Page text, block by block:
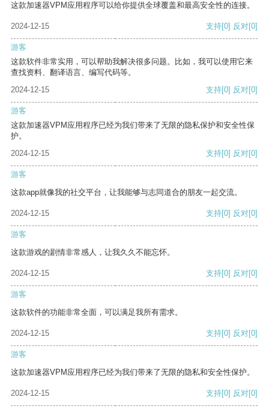
这款加速器VPM应用程序可以给你提供全球覆盖和最高安全性的连接。
2024-12-15 支持[0] 反对[0]
游客
这款软件非常实用，可以帮助我解决很多问题。比如，我可以使用它来
查找资料、翻译语言、编写代码等。
2024-12-15
支持[0] 反对[0]
游客
这款加速器VPM应用程序已经为我们带来了无限的隐私保护和安全性保
护。
2024-12-15
支持[0] 反对[0]
游客
这款app就像我的社交平台，让我能够与志同道合的朋友一起交流。
2024-12-15 支持[0] 反对[0]
游客
这款游戏的剧情非常感人，让我久久不能忘怀。
2024-12-15 支持[0] 反对[0]
游客
这款软件的功能非常全面，可以满足我所有需求。
2024-12-15 支持[0] 反对[0]
游客
这款加速器VPM应用程序已经为我们带来了无限的隐私和安全性保护。
2024-12-15 支持[0] 反对[0]